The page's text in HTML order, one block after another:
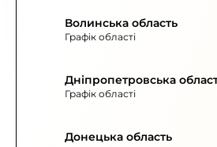
Волинська область
Графік області
Дніпропетровська
Графік області
Донецька область